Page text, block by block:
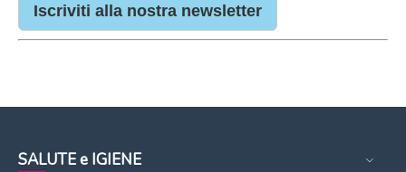
Iscriviti alla nostra newsletter
SALUTE e IGIENE